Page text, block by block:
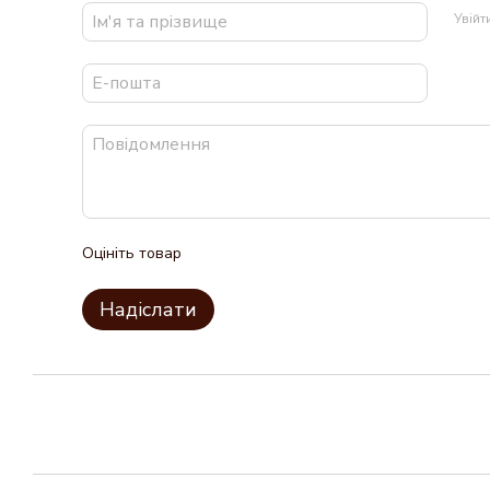
Оцініть товар
Надіслати